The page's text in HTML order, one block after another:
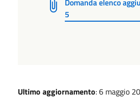
5
Ultimo aggiornamento: 6 maggio